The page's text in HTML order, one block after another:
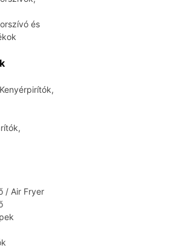
és
/ Air Fryer